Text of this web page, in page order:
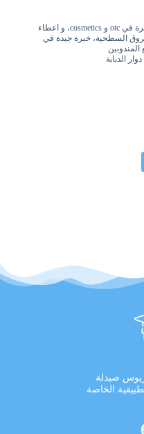
صيدلانية مزاولة لاكتثر من ٣ سنوات لدي خبرة في otc و cosmetics، و اعطاء
السطحية، خبرة جيدة في
الدبابة
صيدلة
الخاصة